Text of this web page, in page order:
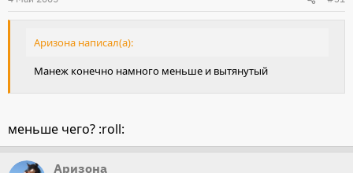
Аризона написал(а):
Манеж конечно намного меньше и вытянутый
меньше чего? :roll:
Аризона